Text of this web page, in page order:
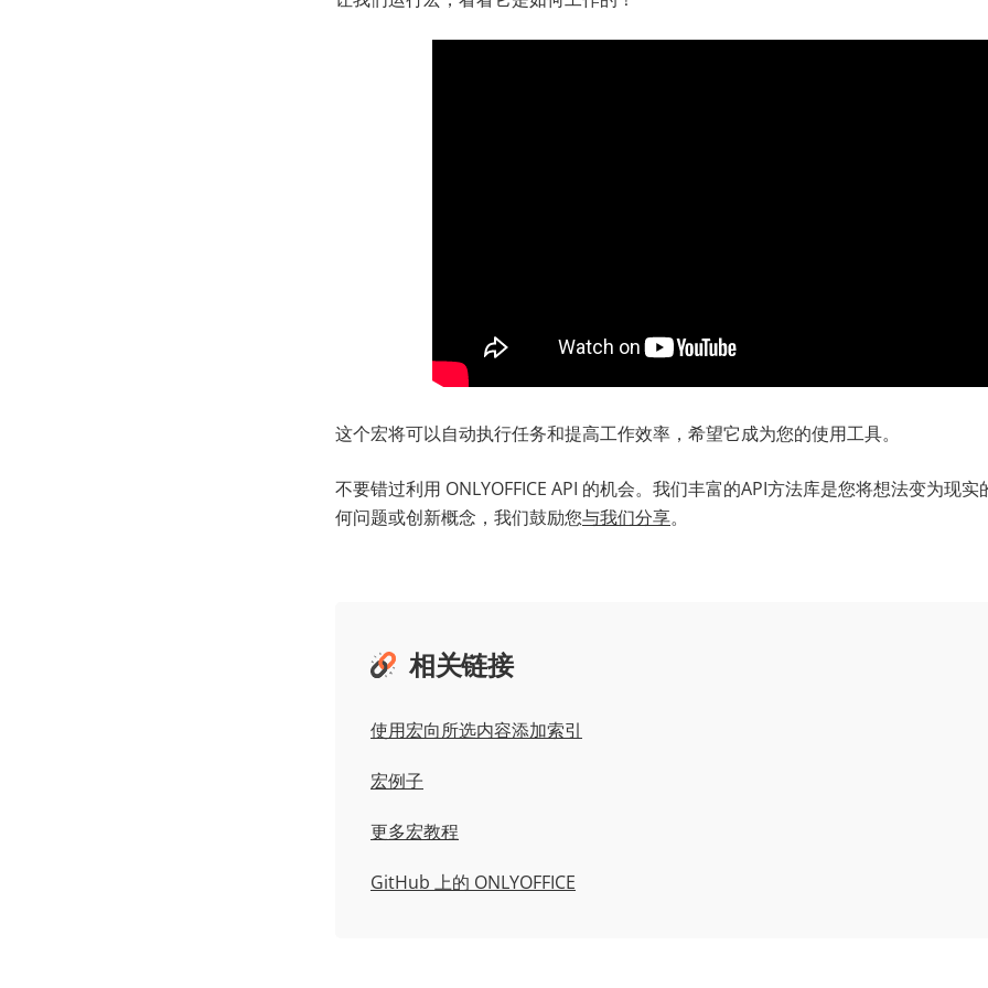
这个宏将可以自动执行任务和提高工作效率，希望它成为您的使用工具。
不要错过利用 ONLYOFFICE API 的机会。我们丰富的API方法库是您将想法变为现
何问题或创新概念，我们鼓励您与我们分享。
相关链接
使用宏向所选内容添加索引
宏例子
更多宏教程
GitHub 上的 ONLYOFFICE